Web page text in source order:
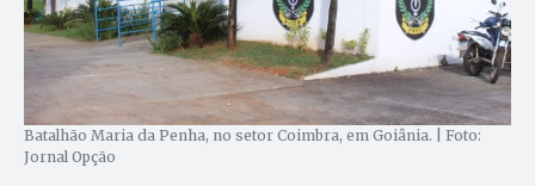
Batalhão Maria da Penha, no setor Coimbra, em Goiânia. | Foto:
Jornal Opção